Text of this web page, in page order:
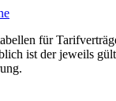
für
ist der jeweils